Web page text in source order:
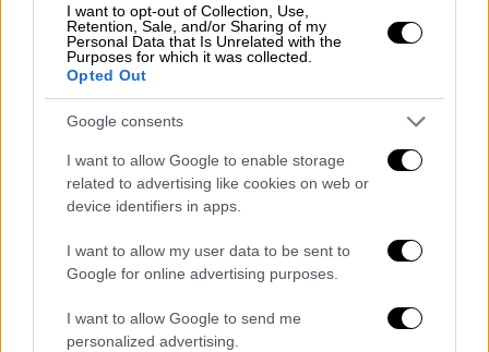
I want to opt-out of Collection, Use,
Retention, Sale, and/or Sharing of my
Personal Data that Is Unrelated with the
Purposes for which it was collected.
Opted Out
Google consents
I want to allow Google to enable storage
related to advertising like cookies on web or
device identifiers in apps.
I want to allow my user data to be sent to
Google for online advertising purposes.
I want to allow Google to send me
personalized advertising.
ποδόσφαιρο των ονείρων μας.
Το Βραζιλιάνικο Πρωτάθλημα Ποδοσφαίρου
ξεκινάει από τις 15 Απριλίου και θα
μετρήσει 152 αγώνες μέχρι και τις 3
Δεκεμβρίου! Μείνετε συντονισμένοι!!
Στην υβριδική τηλεόραση του OPEN έχουν
πρόσβαση οι κάτοχοι των SMART
τηλεοράσεων, οι οποίοι εφόσον
συντονιστούν στη συχνότητα του καναλιού
με τη χρήση του κόκκινου κουμπιού στο
τηλεκοντρόλ τους, έχουν πρόσβαση στη